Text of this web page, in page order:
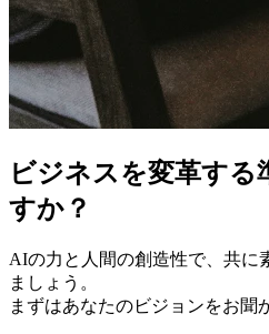
ビジネスを変革する
すか？
AIの力と人間の創造性で、共に
ましょう。
まずはあなたのビジョンをお聞